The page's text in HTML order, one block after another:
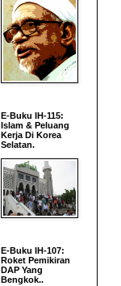
E-Buku IH-115:
Islam & Peluang
Kerja Di Korea
Selatan.
E-Buku IH-107:
Roket Pemikiran
DAP Yang
Bengkok..